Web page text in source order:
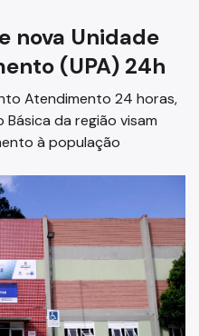
nova Unidade
(UPA) 24h
Atendimento 24 horas,
da região visam
à população